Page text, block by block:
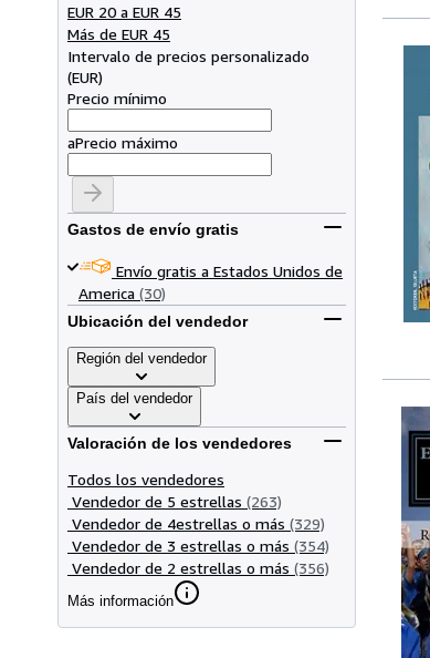
EUR 20 a EUR 45
Más de EUR 45
Intervalo de precios personalizado
(EUR)
Precio mínimo
aPrecio máximo
Gastos de envío gratis
Envío gratis a Estados Unidos de
America (30)
Ubicación del vendedor
Región del vendedor
País del vendedor
Valoración de los vendedores
Todos los vendedores
Vendedor de 5 estrellas (263)
Vendedor de 4estrellas o más (329)
Vendedor de 3 estrellas o más (354)
Vendedor de 2 estrellas o más (356)
Más información